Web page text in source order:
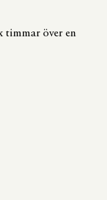
timmar över en